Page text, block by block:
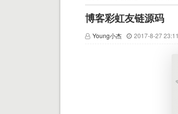
博客彩虹友链源码
Young小杰 2017-8-27 23:11